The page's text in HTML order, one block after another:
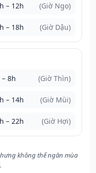
– 12h (Giờ Ngọ)
– 18h (Giờ Dậu)
8h (Giờ Thìn)
– 14h (Giờ Mùi)
– 22h (Giờ Hợi)
không thể ngăn mùa